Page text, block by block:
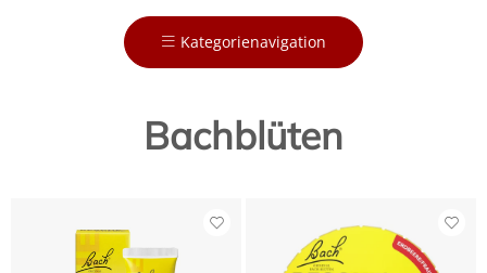
Kategorienavigation
Bachblüten